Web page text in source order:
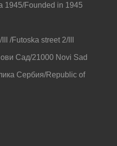
1945/Founded in 1945
/Futoska street 2/III
Сад/21000 Novi Sad
Сербия/Republic of